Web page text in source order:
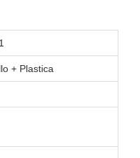
+ Plastica